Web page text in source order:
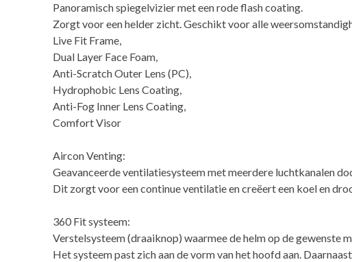
Panoramisch spiegelvizier met een rode flash coating.
Zorgt voor een helder zicht. Geschikt voor alle
Live Fit Frame,
Dual Layer Face Foam,
Anti-Scratch Outer Lens (PC),
Hydrophobic Lens Coating,
Anti-Fog Inner Lens Coating,
Comfort Visor
Aircon Venting:
Geavanceerde ventilatiesysteem met meerdere luchtkanalen
Dit zorgt voor een continue ventilatie en creëert een koel en
360 Fit systeem:
Verstelsysteem (draaiknop) waarmee de helm op de gewenste
Het systeem past zich aan de vorm van het hoofd aan.